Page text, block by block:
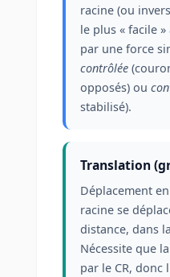
racine (ou
le plus « facile
par une force
contrôlée
opposés) ou
stabilisé).
Translation
Déplacement
racine se
distance, dans
Nécessite que
par le CR, donc